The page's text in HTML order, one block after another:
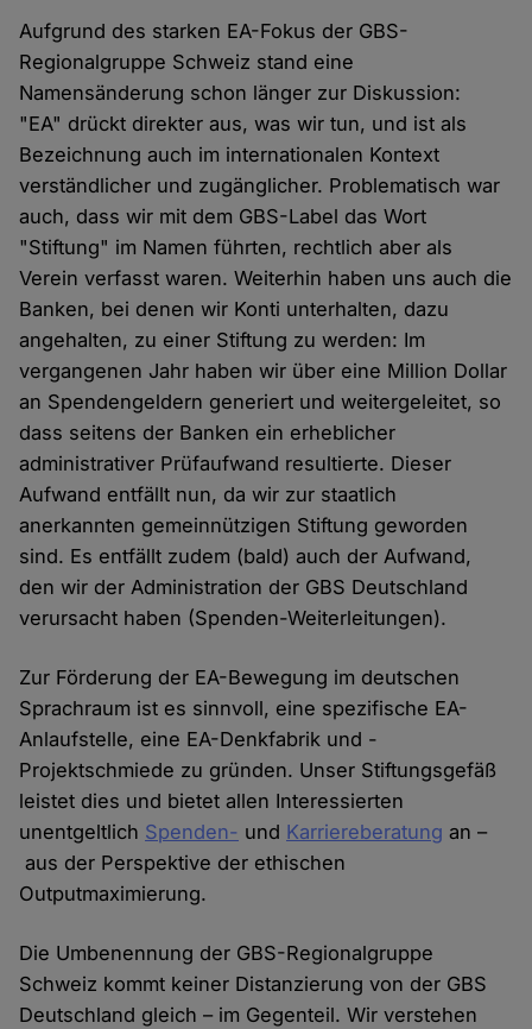
Aufgrund des starken EA-Fokus der GBS-
Regionalgruppe Schweiz stand eine
Namensänderung schon länger zur Diskussion:
"EA" drückt direkter aus, was wir tun, und ist als
Bezeichnung auch im internationalen Kontext
verständlicher und zugänglicher. Problematisch war
auch, dass wir mit dem GBS-Label das Wort
"Stiftung" im Namen führten, rechtlich aber als
Verein verfasst waren. Weiterhin haben uns auch die
Banken, bei denen wir Konti unterhalten, dazu
angehalten, zu einer Stiftung zu werden: Im
vergangenen Jahr haben wir über eine Million Dollar
an Spendengeldern generiert und weitergeleitet, so
dass seitens der Banken ein erheblicher
administrativer Prüfaufwand resultierte. Dieser
Aufwand entfällt nun, da wir zur staatlich
anerkannten gemeinnützigen Stiftung geworden
sind. Es entfällt zudem (bald) auch der Aufwand,
den wir der Administration der GBS Deutschland
verursacht haben (Spenden-Weiterleitungen).
Zur Förderung der EA-Bewegung im deutschen
Sprachraum ist es sinnvoll, eine spezifische EA-
Anlaufstelle, eine EA-Denkfabrik und -
Projektschmiede zu gründen. Unser Stiftungsgefäß
leistet dies und bietet allen Interessierten
unentgeltlich Spenden- und Karriereberatung an –
aus der Perspektive der ethischen
Outputmaximierung.
Die Umbenennung der GBS-Regionalgruppe
Schweiz kommt keiner Distanzierung von der GBS
Deutschland gleich – im Gegenteil. Wir verstehen